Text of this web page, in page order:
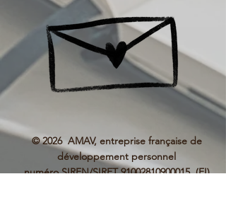
© 2026 AMAV, entreprise française de
développement personnel
numéro SIREN/SIRET91002810900015 (EI)